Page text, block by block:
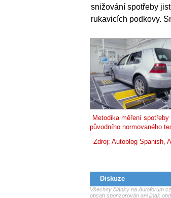
snižování spotřeby
rukavicích podkovy.
Metodika měření
původního normovaného
Zdroj: Autoblog Spanish,
Diskuze
Všechny články na
obsah sponzorován ani jinak